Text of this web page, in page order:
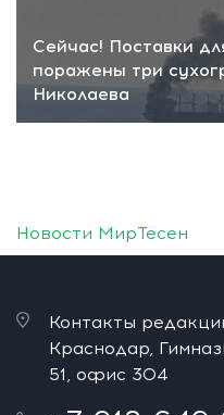
Сейчас! Поставки
поражены три
Николаева
Новости МирТесен
Контакты
Краснодар,
51, офис 304